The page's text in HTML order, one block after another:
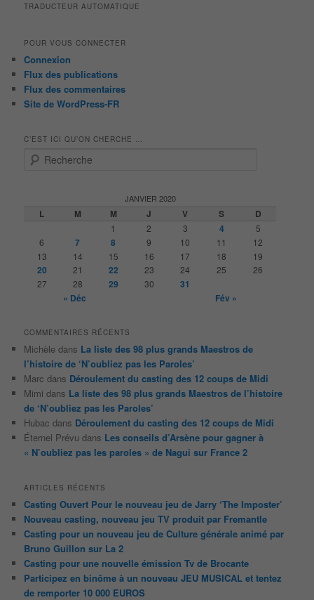
TRADUCTEUR AUTOMATIQUE
POUR VOUS CONNECTER
Connexion
Flux des publications
Flux des commentaires
Site de WordPress-FR
C’EST ICI QU’ON CHERCHE …
JANVIER 2020
L M M J V S D
1 2 3 4
5
6
7 8 9 10 11
12
13
14 15 16 17 18 19
20 21 22 23 24 25
26
27
28 29 30
31
« Déc
Fév »
COMMENTAIRES RÉCENTS
Michèle dans La liste des 98 plus grands Maestros de
l’histoire de ‘N’oubliez pas les Paroles’
Marc dans Déroulement du casting des 12 coups de Midi
Mimi dans La liste des 98 plus grands Maestros de l’histoire
de ‘N’oubliez pas les Paroles’
Hubac dans Déroulement du casting des 12 coups de Midi
Éternel Prévu dans Les conseils d’Arsène pour gagner à
« N’oubliez pas les paroles » de Nagui sur France 2
ARTICLES RÉCENTS
Casting Ouvert Pour le nouveau jeu de Jarry ‘The Imposter’
Nouveau casting, nouveau jeu TV produit par Fremantle
Casting pour un nouveau jeu de Culture générale animé par
Bruno Guillon sur La 2
Casting pour une nouvelle émission Tv de Brocante
Participez en binôme à un nouveau JEU MUSICAL et tentez
de remporter 10 000 EUROS